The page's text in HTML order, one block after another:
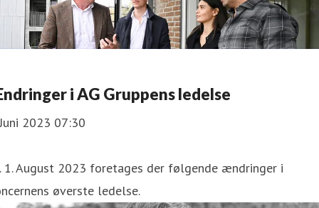
i AG Gruppens ledelse
2023 07:30
1. August 2023 foretages der følgende ændringer i
øverste ledelse.